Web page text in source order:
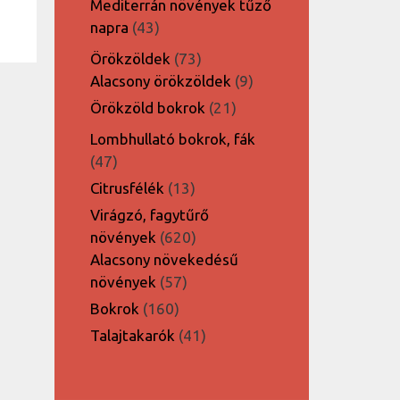
Mediterrán növények tűző
napra 4343
termék
Örökzöldek 7373
termék
Alacsony örökzöldek 99
Örökzöld bokrok 2121
termék
Lombhullató bokrok, fák
4747
termék
Citrusfélék 1313
termék
Virágzó, fagytűrő
növények 620620
termék
Alacsony növekedésű
növények 5757
Bokrok 160160
termék
Talajtakarók 4141